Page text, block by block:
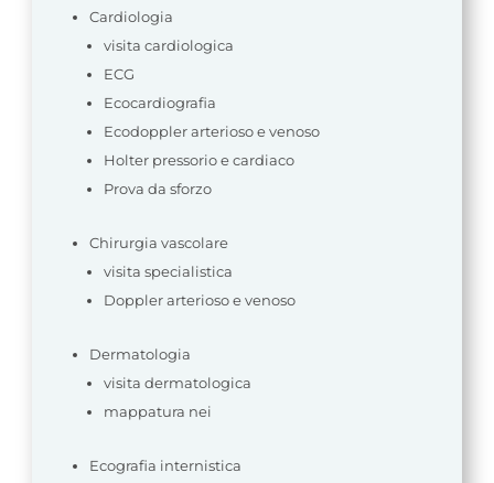
Cardiologia
visita cardiologica
ECG
Ecocardiografia
Ecodoppler arterioso e venoso
Holter pressorio e cardiaco
Prova da sforzo
Chirurgia vascolare
visita specialistica
Doppler arterioso e venoso
Dermatologia
visita dermatologica
mappatura nei
Ecografia internistica